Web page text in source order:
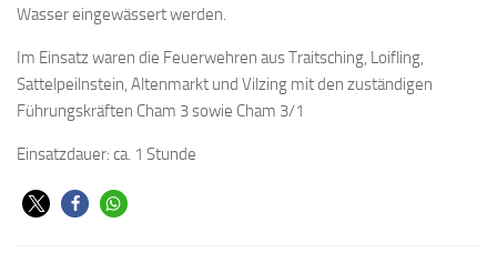
Wasser eingewässert werden.
Im Einsatz waren die Feuerwehren aus Traitsching, Loifling,
Sattelpeilnstein, Altenmarkt und Vilzing mit den zuständigen
Führungskräften Cham 3 sowie Cham 3/1
Einsatzdauer: ca. 1 Stunde